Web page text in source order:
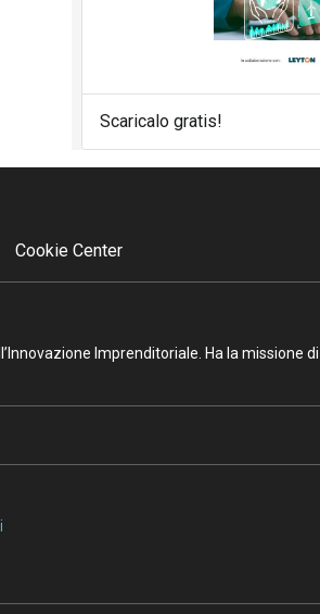
Scaricalo gratis!
Cookie Center
Imprenditoriale. Ha la missione